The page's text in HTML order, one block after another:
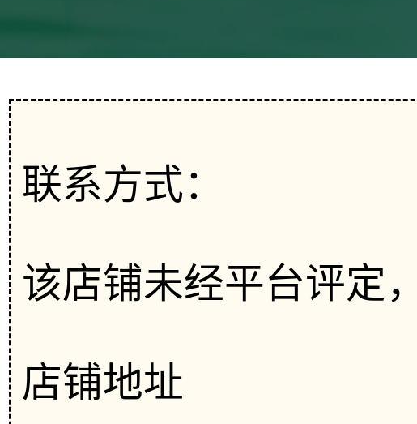
联系方式：
该店铺未经平台评定
店铺地址